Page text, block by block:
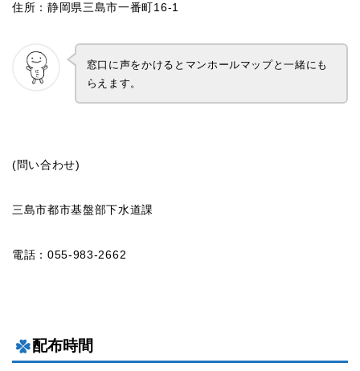
住所：静岡県三島市一番町16-1
窓口に声をかけるとマンホールマップと一緒にも
らえます。
(問い合わせ)
三島市都市基盤部下水道課
電話：055-983-2662
配布時間